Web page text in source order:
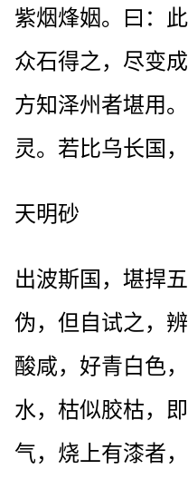
紫烟烽姻。曰：
众石得之，尽变
方知泽州者堪用
灵。若比乌长国
天明砂
出波斯国，堪捍
伪，但自试之，
酸咸，好青白色
水，枯似胶枯，
气，烧上有漆者